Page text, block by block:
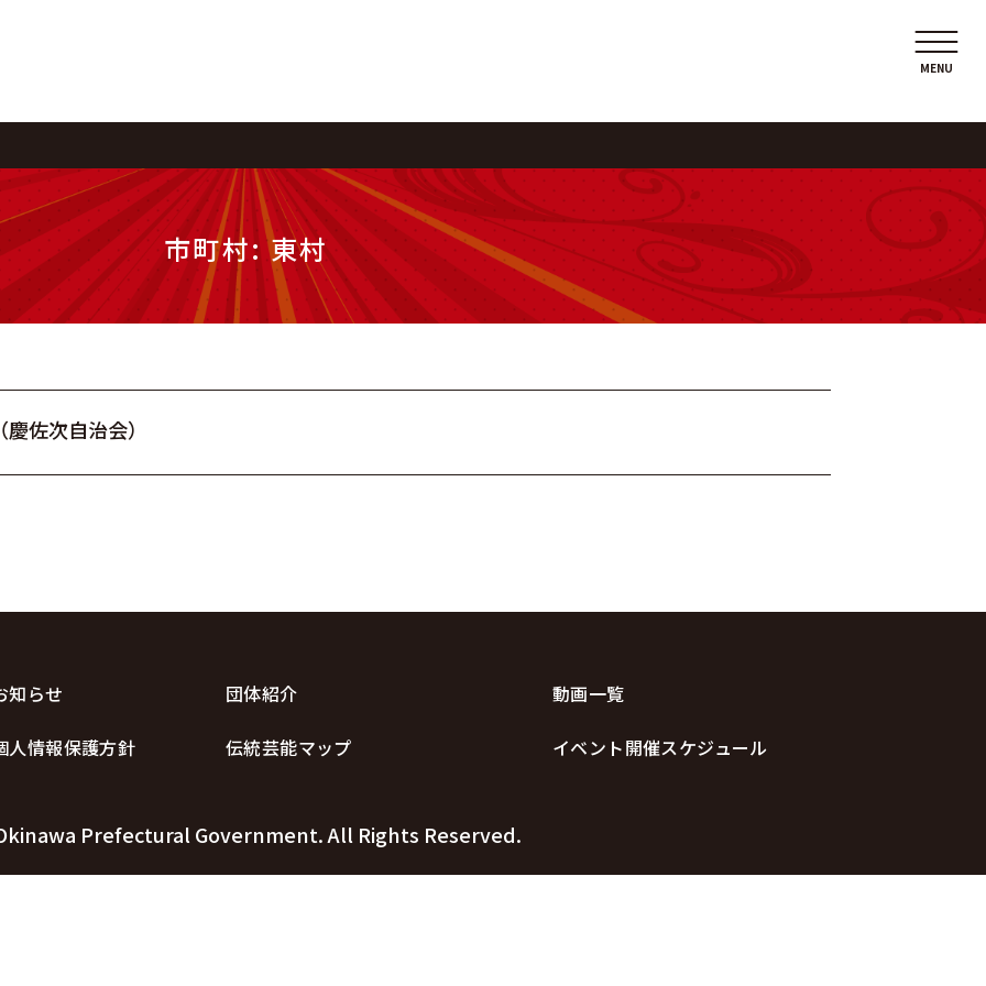
市町村:東村
佐次自治会）
知らせ 団体紹介 動画一覧
人情報保護方針 伝統芸能マップ イベント開催スケジュール
Prefectural Government. All Rights Reserved.